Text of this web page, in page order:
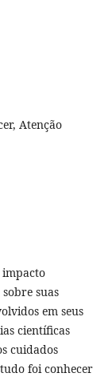
Atenção
impacto
suas
em seus
científicas
cuidados
foi conhecer